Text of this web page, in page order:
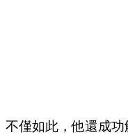
不僅如此，他還成